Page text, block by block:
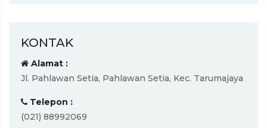
KONTAK
Alamat :
Jl. Pahlawan Setia, Pahlawan Setia, Kec. Tarumajaya
Telepon :
(021) 88992069